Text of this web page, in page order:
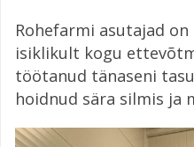
Rohefarmi asutajad on
isiklikult kogu
töötanud tänaseni
hoidnud sära silmis ja